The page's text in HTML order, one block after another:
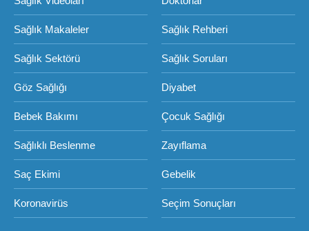
Sağlık Makaleler Sağlık Rehberi
Sağlık Sektörü Sağlık Soruları
Göz Sağlığı Diyabet
Bebek Bakımı Çocuk Sağlığı
Sağlıklı Beslenme Zayıflama
Saç Ekimi Gebelik
Koronavirüs Seçim Sonuçları